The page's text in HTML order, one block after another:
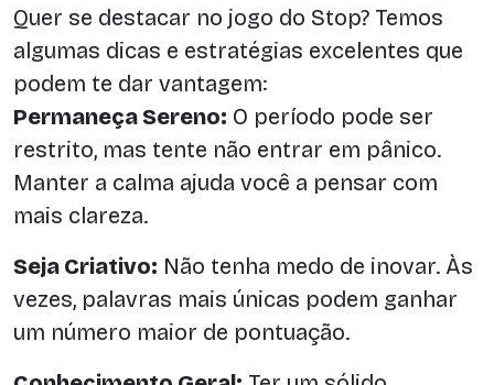
Quer se destacar no jogo do Stop? Temos
algumas dicas e estratégias excelentes que
podem te dar vantagem:
Permaneça Sereno: O período pode ser
restrito, mas tente não entrar em pânico.
Manter a calma ajuda você a pensar com
mais clareza.
Seja Criativo: Não tenha medo de inovar. Às
vezes, palavras mais únicas podem ganhar
um número maior de pontuação.